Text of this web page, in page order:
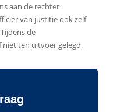
aan de rechter
van justitie ook zelf
de
ten uitvoer gelegd.